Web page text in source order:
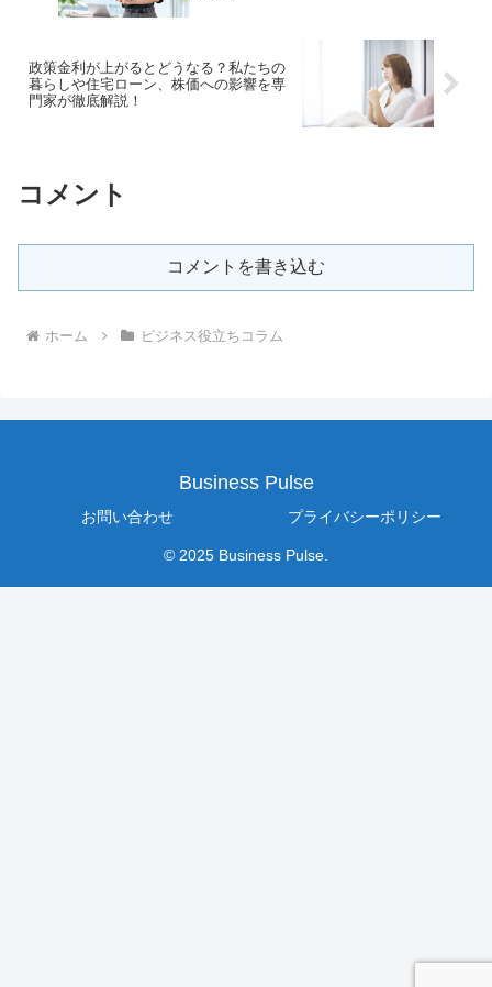
政策金利が上がるとどうなる？私たちの
暮らしや住宅ローン、株価への影響を専
門家が徹底解説！
コメント
コメントを書き込む
ホーム ビジネス役立ちコラム
Business Pulse
お問い合わせ プライバシーポリシー
© 2025 Business Pulse.